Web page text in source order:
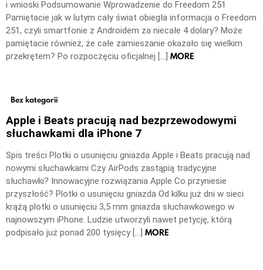
i wnioski Podsumowanie Wprowadzenie do Freedom 251
Pamiętacie jak w lutym cały świat obiegła informacja o Freedom
251, czyli smartfonie z Androidem za niecałe 4 dolary? Może
pamiętacie również, że całe zamieszanie okazało się wielkim
przekrętem? Po rozpoczęciu oficjalnej […] MORE
Bez kategorii
Apple i Beats pracują nad bezprzewodowymi
słuchawkami dla iPhone 7
Spis treści Plotki o usunięciu gniazda Apple i Beats pracują nad
nowymi słuchawkami Czy AirPods zastąpią tradycyjne
słuchawki? Innowacyjne rozwiązania Apple Co przyniesie
przyszłość? Plotki o usunięciu gniazda Od kilku już dni w sieci
krążą plotki o usunięciu 3,5 mm gniazda słuchawkowego w
najnowszym iPhone. Ludzie utworzyli nawet petycję, którą
podpisało już ponad 200 tysięcy […] MORE